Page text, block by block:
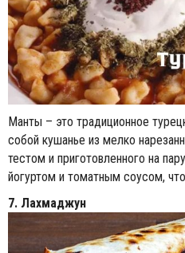
Манты – это традиционное
собой кушанье из мелко
тестом и приготовленного на
йогуртом и томатным соусом,
7. Лахмаджун